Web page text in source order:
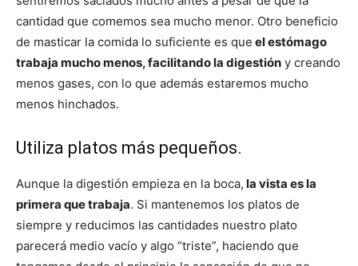
cantidad que comemos sea mucho menor. Otro beneficio
de masticar la comida lo suficiente es que el estómago
trabaja mucho menos, facilitando la digestión y creando
menos gases, con lo que además estaremos mucho
menos hinchados.
Utiliza platos más pequeños.
Aunque la digestión empieza en la boca, la vista es la
primera que trabaja. Si mantenemos los platos de
siempre y reducimos las cantidades nuestro plato
parecerá medio vacío y algo “triste”, haciendo que